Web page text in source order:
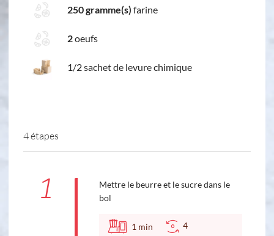
250 gramme(s) farine
2oeufs
1/2 sachet de levure chimique
4 étapes
1
Mettre le beurre et le sucre dans le
bol
1 min 4